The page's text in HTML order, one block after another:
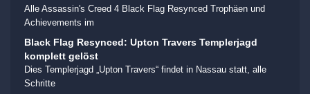
Alle Assassin's Creed 4 Black Flag Resynced Trophäen und
Achievements im
Black Flag Resynced: Upton Travers Templerjagd
komplett gelöst
Dies Templerjagd „Upton Travers“ findet in Nassau statt, alle
Schritte